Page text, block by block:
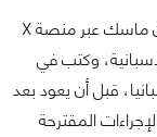
أثار هذا التوجه ردود فعل متباينة، بعدما نشر إيلون ماسك عبر منصة X
وكتب في
قبل أن يعود بعد
المقترحة